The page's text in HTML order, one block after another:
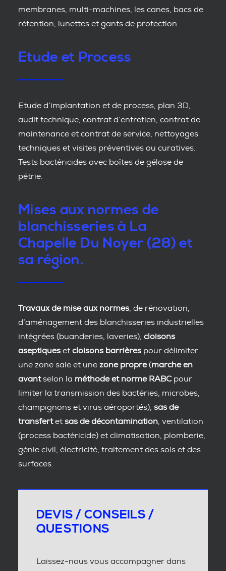
membranes, multi-machines, les canes, bacs de
rétention, lunettes et gants de protection
Etude et Process
Etude d’implantation et de process, plan 3D,
audit technique, contrat d’entretien, contrat de
maintenance et contrat de service, nettoyages
techniques et visites préventives ou curatives.
Tests bactéricides avec boîtes de gélose de
pétrie.
Mises aux normes de
blanchisseries à La
Chapelle Du Noyer (28) et
sa région.
Travaux de mise aux normes , de rénovation,
d’aménagement des blanchisseries industrielles
intégrées (buanderies, laveries), cloisons
aseptiques et cloisons barrières pour délimiter
une zone sale et une zone propre(marche en
avantselon la méthode et norme RABCpour
limiter la transmission des bactéries, microbes,
champignons et virus aéroportés), sas de
transfertet sas de décontamination , ventilation
(process bactéricide) et climatisation, plomberie,
génie civil, électricité, traitement des sols et des
surfaces.
DEVIS / CONSEILS /
QUESTIONS
Laissez-nous vous accompagner dans